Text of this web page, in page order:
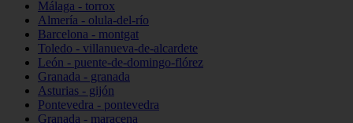
Málaga - torrox
Almería - olula-del-río
Barcelona - montgat
Toledo - villanueva-de-alcardete
León - puente-de-domingo-flórez
Granada - granada
Asturias - gijón
Pontevedra - pontevedra
Granada - maracena